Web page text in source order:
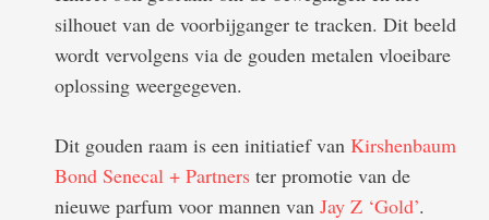
silhouet van de voorbijganger te tracken. Dit beeld
wordt vervolgens via de gouden metalen vloeibare
oplossing weergegeven.
Dit gouden raam is een initiatief van Kirshenbaum
Bond Senecal + Partners ter promotie van de
nieuwe parfum voor mannen van Jay Z ‘Gold’.